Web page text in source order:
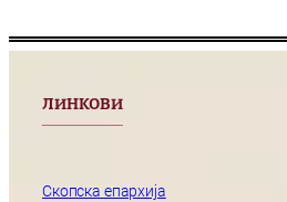
ЛИНКОВИ
Скопска епархија